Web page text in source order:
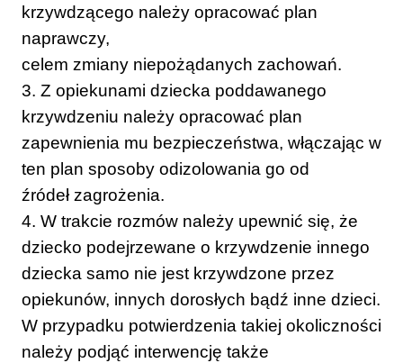
krzywdzącego należy opracować plan
naprawczy,
celem zmiany niepożądanych zachowań.
3. Z opiekunami dziecka poddawanego
krzywdzeniu należy opracować plan
zapewnienia mu bezpieczeństwa, włączając w
ten plan sposoby odizolowania go od
źródeł zagrożenia.
4. W trakcie rozmów należy upewnić się, że
dziecko podejrzewane o krzywdzenie innego
dziecka samo nie jest krzywdzone przez
opiekunów, innych dorosłych bądź inne dzieci.
W przypadku potwierdzenia takiej okoliczności
należy podjąć interwencję także